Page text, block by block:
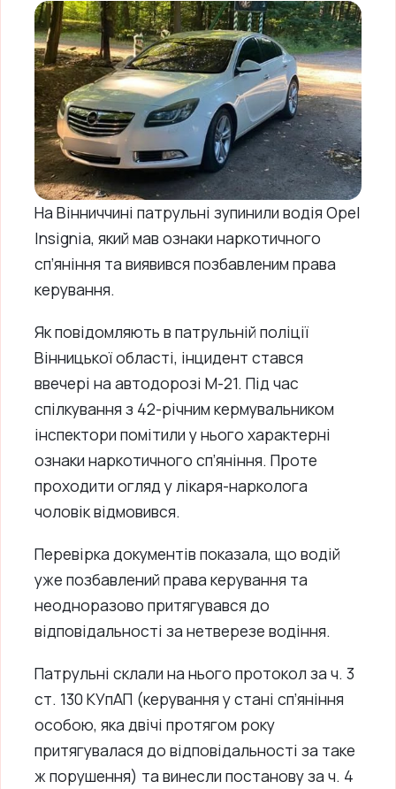
На Вінниччині патрульні зупинили водія Opel
Insignia, який мав ознаки наркотичного
сп’яніння та виявився позбавленим права
керування.
Як повідомляють в патрульній поліції
Вінницької області, інцидент стався
ввечері на автодорозі М-21. Під час
спілкування з 42-річним кермувальником
інспектори помітили у нього характерні
ознаки наркотичного сп’яніння. Проте
проходити огляд у лікаря-нарколога
чоловік відмовився.
Перевірка документів показала, що водій
уже позбавлений права керування та
неодноразово притягувався до
відповідальності за нетверезе водіння.
Патрульні склали на нього протокол за ч. 3
ст. 130 КУпАП (керування у стані сп’яніння
особою, яка двічі протягом року
притягувалася до відповідальності за таке
ж порушення) та винесли постанову за ч. 4